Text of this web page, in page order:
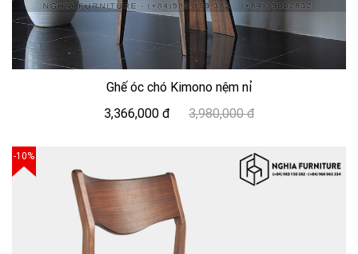
Ghế óc chó Kimono nệm nỉ
3,366,000 đ
3,980,000 đ
-10%